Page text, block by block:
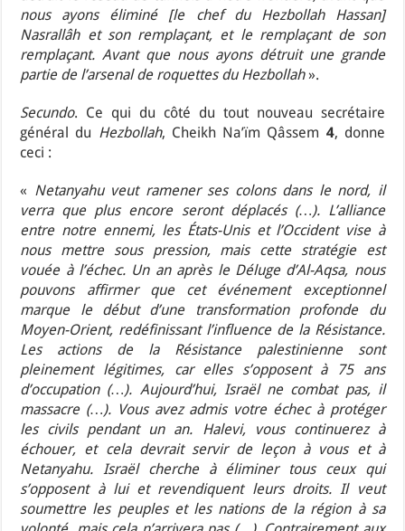
nous ayons éliminé [le chef du Hezbollah Hassan]
Nasrallâh et son remplaçant, et le remplaçant de son
remplaçant. Avant que nous ayons détruit une grande
partie de l’arsenal de roquettes du Hezbollah».
Secundo. Ce qui du côté du tout nouveau secrétaire
général du Hezbollah, Cheikh Na’ïm Qâssem 4, donne
ceci :
« Netanyahu veut ramener ses colons dans le nord, il
verra que plus encore seront déplacés (…). L’alliance
entre notre ennemi, les États-Unis et l’Occident vise à
nous mettre sous pression, mais cette stratégie est
vouée à l’échec. Un an après le Déluge d’Al-Aqsa, nous
pouvons affirmer que cet événement exceptionnel
marque le début d’une transformation profonde du
Moyen-Orient, redéfinissant l’influence de la Résistance.
Les actions de la Résistance palestinienne sont
pleinement légitimes, car elles s’opposent à 75 ans
d’occupation (…). Aujourd’hui, Israël ne combat pas, il
massacre (…). Vous avez admis votre échec à protéger
les civils pendant un an. Halevi, vous continuerez à
échouer, et cela devrait servir de leçon à vous et à
Netanyahu. Israël cherche à éliminer tous ceux qui
s’opposent à lui et revendiquent leurs droits. Il veut
soumettre les peuples et les nations de la région à sa